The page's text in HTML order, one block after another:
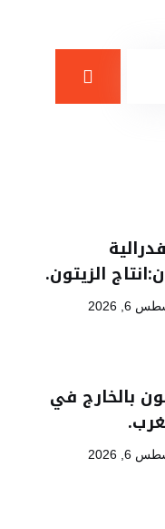
الزيتون.
6, 2026
بالخارج في
6, 2026